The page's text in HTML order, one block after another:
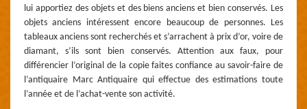
lui apportiez des objets et des biens anciens et bien conservés. Les
objets anciens intéressent encore beaucoup de personnes. Les
tableaux anciens sont recherchés et s’arrachent à prix d’or, voire de
diamant, s’ils sont bien conservés. Attention aux faux, pour
différencier l’original de la copie faites confiance au savoir-faire de
l’antiquaire Marc Antiquaire qui effectue des estimations toute
l’année et de l’achat-vente son activité.